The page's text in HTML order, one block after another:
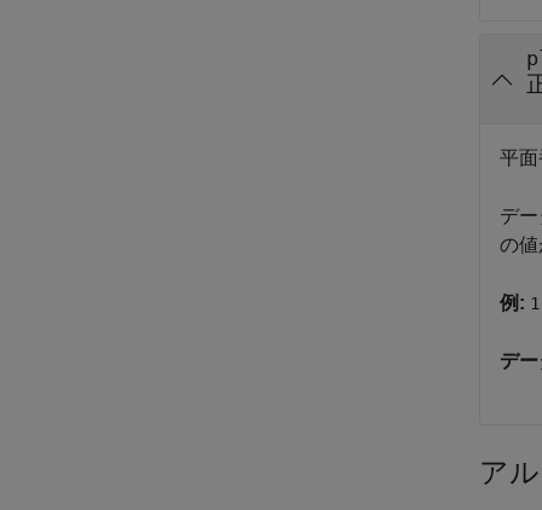
平面
デ
の値
例: 1
デ
ア